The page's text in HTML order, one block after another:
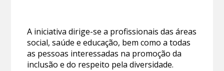
A iniciativa dirige-se a profissionais das áreas
social, saúde e educação, bem como a todas
as pessoas interessadas na promoção da
inclusão e do respeito pela diversidade.